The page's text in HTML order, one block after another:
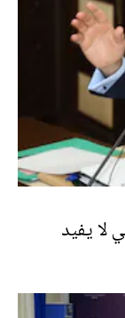
لا يفيد